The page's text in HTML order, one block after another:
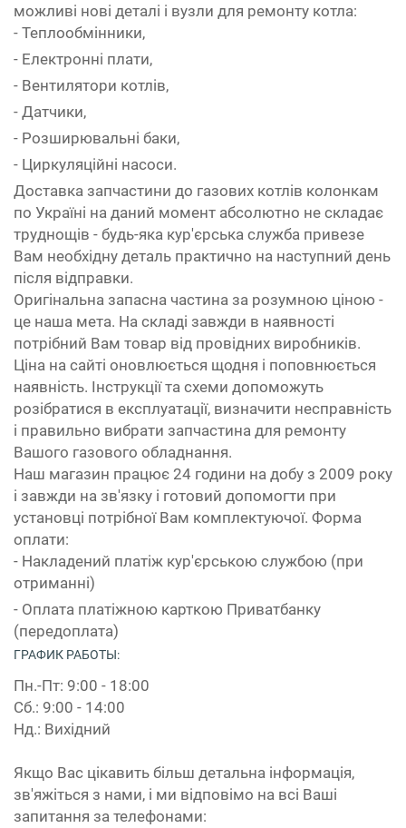
можливі нові деталі і вузли для ремонту котла:
- Теплообмінники,
- Електронні плати,
- Вентилятори котлів,
- Датчики,
- Розширювальні баки,
- Циркуляційні насоси.
Доставка запчастини до газових котлів колонкам
по Україні на даний момент абсолютно не складає
труднощів - будь-яка кур'єрська служба привезе
Вам необхідну деталь практично на наступний день
після відправки.
Оригінальна запасна частина за розумною ціною -
це наша мета. На складі завжди в наявності
потрібний Вам товар від провідних виробників.
Ціна на сайті оновлюється щодня і поповнюється
наявність. Інструкції та схеми допоможуть
розібратися в експлуатації, визначити несправність
і правильно вибрати запчастина для ремонту
Вашого газового обладнання.
Наш магазин працює 24 години на добу з 2009 року
і завжди на зв'язку і готовий допомогти при
установці потрібної Вам комплектуючої. Форма
оплати:
- Накладений платіж кур'єрською службою (при
отриманні)
- Оплата платіжною карткою Приватбанку
(передоплата)
ГРАФИК РАБОТЫ:
Пн.-Пт: 9:00 - 18:00
Сб.: 9:00 - 14:00
Нд.: Вихідний
Якщо Вас цікавить більш детальна інформація,
зв'яжіться з нами, і ми відповімо на всі Ваші
запитання за телефонами: